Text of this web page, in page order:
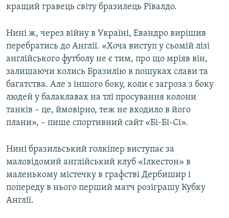
кращий гравець світу бразилець Рівалдо.
Нині ж, через війну в Україні, Евандро вирішив
перебратись до Англії. «Хоча виступ у сьомій лізі
англійського футболу не є тим, про що мріяв він,
залишаючи колись Бразилію в пошуках слави та
багатства. Але з іншого боку, коли є загроза з боку
людей у балаклавах на тлі просування колони
танків – це, ймовірно, теж не входило в його
плани», – пише спортивний сайт «Бі-Бі-Сі».
Нині бразильський голкіпер виступає за
маловідомий англійський клуб «Ілкестон» в
маленькому містечку в графстві Дербишир і
попереду в нього перший матч розіграшу Кубку
Англії.